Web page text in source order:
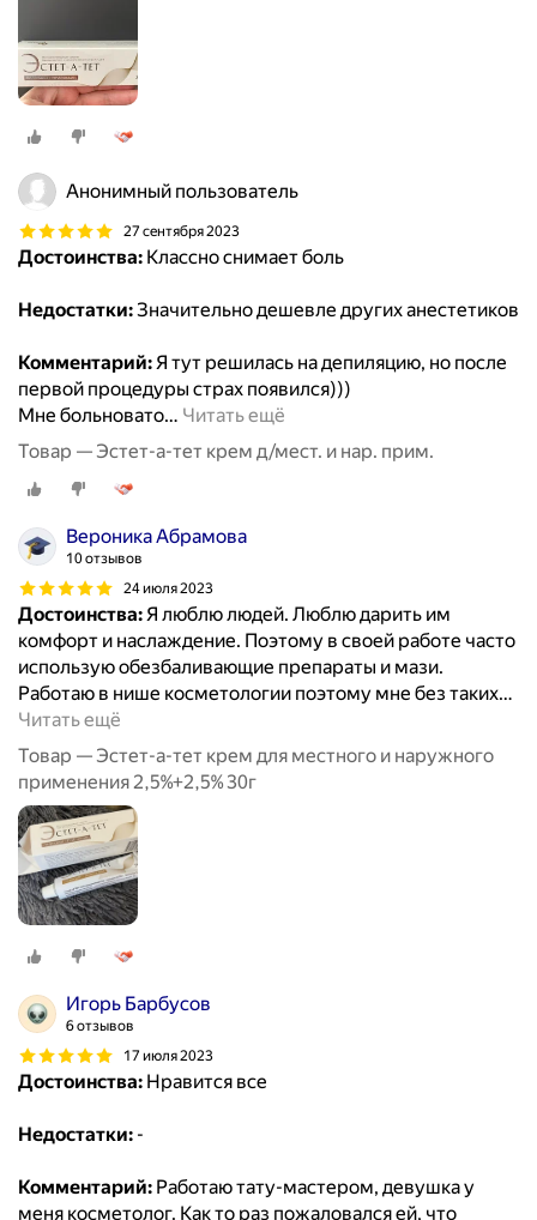
Анонимный пользователь
27 сентября 2023
Достоинства: Классно снимает боль
Недостатки:Значительно дешевле других анестетиков
Комментарий:Я тут решилась на депиляцию, но после
первой процедуры страх появился)))
Мне больновато… Читать ещё
Товар — Эстет-а-тет крем д/мест. и нар. прим.
Вероника Абрамова
10 отзывов
24 июля 2023
Достоинства:Я люблю людей. Люблю дарить им
комфорт и наслаждение. Поэтому в своей работе часто
использую обезбаливающие препараты и мази.
Работаю в нише косметологии поэтому мне без таких…
Читать ещё
Товар — Эстет-а-тет крем для местного и наружного
применения 2,5%+2,5% 30г
Игорь Барбусов
6 отзывов
17 июля 2023
Достоинства: Нравится все
Недостатки: -
Комментарий: Работаю тату-мастером, девушка у
меня косметолог. Как то раз пожаловался ей, что